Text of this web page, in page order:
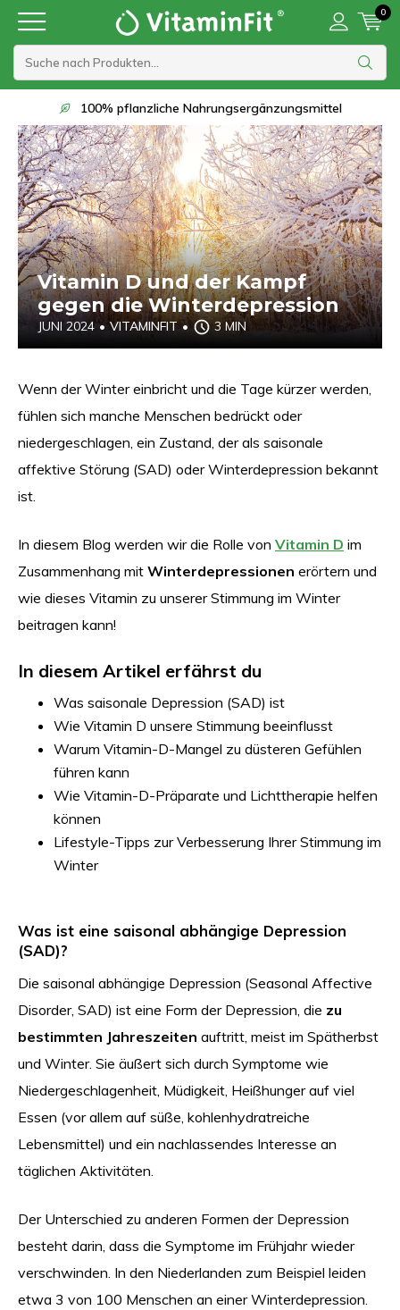
0
Lieferung innerhalb von 1 bis 2 Werktagen
Vitamin D und der Kampf
gegen die Winterdepression
JUNI 2024 • VITAMINFIT • 3 MIN
Wenn der Winter einbricht und die Tage kürzer werden,
fühlen sich manche Menschen bedrückt oder
niedergeschlagen, ein Zustand, der als saisonale
affektive Störung (SAD) oder Winterdepression bekannt
ist.
In diesem Blog werden wir die Rolle von Vitamin D im
Zusammenhang mit Winterdepressionen erörtern und
wie dieses Vitamin zu unserer Stimmung im Winter
beitragen kann!
In diesem Artikel erfährst du
Was saisonale Depression (SAD) ist
Wie Vitamin D unsere Stimmung beeinflusst
Warum Vitamin-D-Mangel zu düsteren Gefühlen
führen kann
Wie Vitamin-D-Präparate und Lichttherapie helfen
können
Lifestyle-Tipps zur Verbesserung Ihrer Stimmung im
Winter
Was ist eine saisonal abhängige Depression
(SAD)?
Die saisonal abhängige Depression (Seasonal Affective
Disorder, SAD) ist eine Form der Depression, die zu
bestimmten Jahreszeiten auftritt, meist im Spätherbst
und Winter. Sie äußert sich durch Symptome wie
Niedergeschlagenheit, Müdigkeit, Heißhunger auf viel
Essen (vor allem auf süße, kohlenhydratreiche
Lebensmittel) und ein nachlassendes Interesse an
täglichen Aktivitäten.
Der Unterschied zu anderen Formen der Depression
besteht darin, dass die Symptome im Frühjahr wieder
verschwinden. In den Niederlanden zum Beispiel leiden
etwa 3 von 100 Menschen an einer Winterdepression.